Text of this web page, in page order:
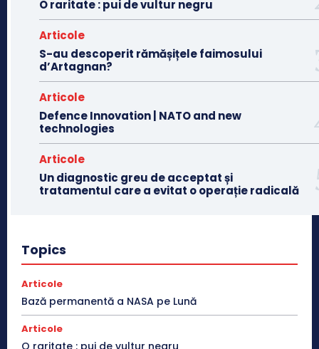
O raritate : pui de vultur negru
Articole
S-au descoperit rămășițele faimosului
d’Artagnan?
Articole
Defence Innovation | NATO and new
technologies
Articole
Un diagnostic greu de acceptat și
tratamentul care a evitat o operație radicală
Topics
Articole
Bază permanentă a NASA pe Lună
Articole
O raritate : pui de vultur negru